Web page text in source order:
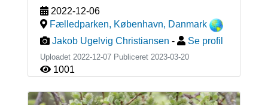
2022-12-06
Fælledparken, København, Danmark
Jakob Ugelvig Christiansen - Se profil
Uploadet 2022-12-07 Publiceret 2023-03-20
1001